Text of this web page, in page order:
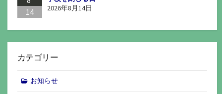
14
2026年8月14日
カテゴリー
お知らせ